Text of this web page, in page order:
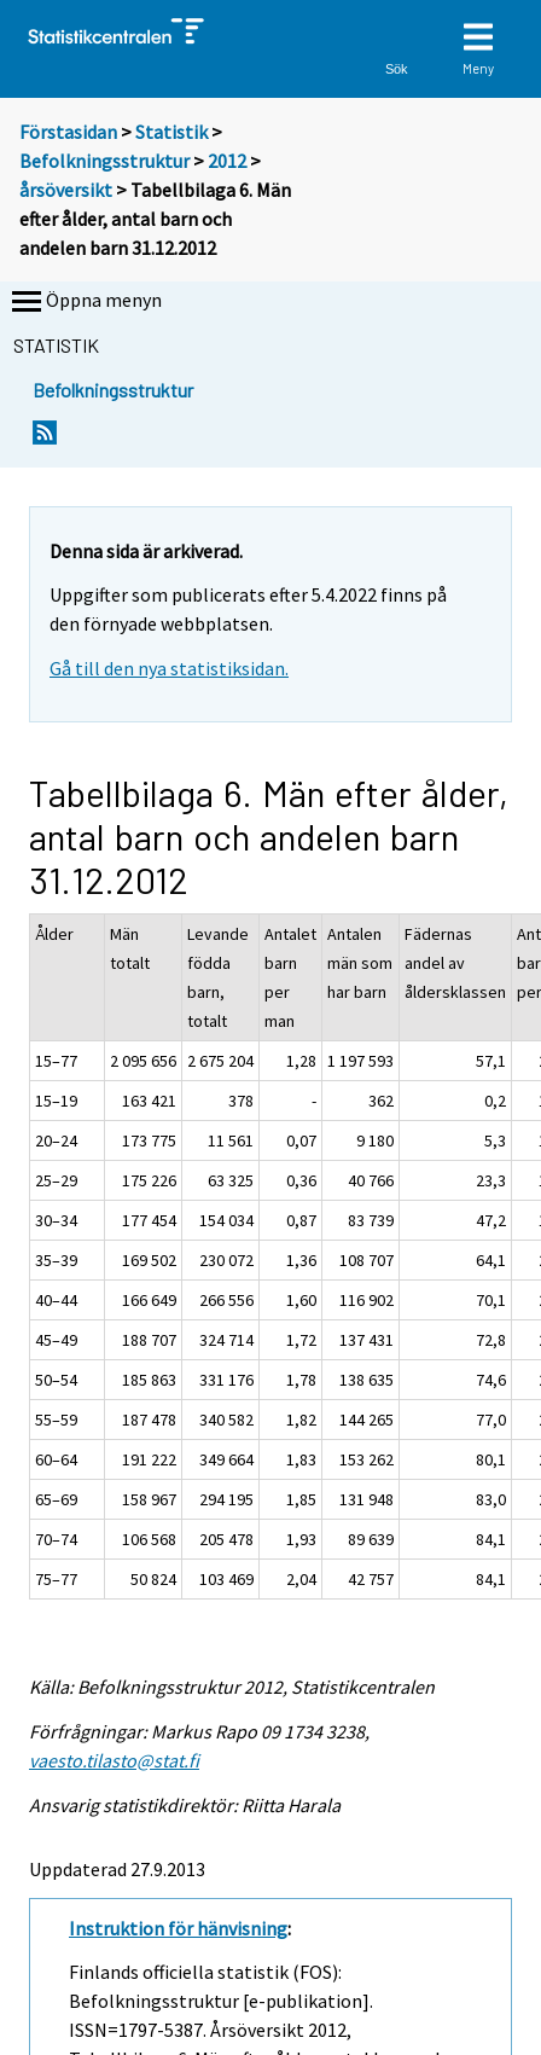
Sök Meny
Förstasidan >Statistik >
Befolkningsstruktur> 2012>
årsöversikt > Tabellbilaga 6. Män
efter ålder, antal barn och
andelen barn 31.12.2012
Öppna menyn
STATISTIK
Befolkningsstruktur
Denna sida är arkiverad.
Uppgifter som publicerats efter 5.4.2022 finns på
den förnyade webbplatsen.
Gå till den nya statistiksidan.
Tabellbilaga 6. Män efter ålder,
antal barn och andelen barn
31.12.2012
Ålder
Män
totalt
Levande
födda
barn,
totalt
Antalet
barn
per
man
Antalen
män som
har barn
Fädernas
andel av
åldersklassen
15–77 2 095 656 2 675 204 1,28 1 197 593 57,1
15–19
163 421 378 - 362 0,2
20–24
173 775 11 561 0,07 9 180 5,3
25–29
175 226 63 325 0,36 40 766 23,3
30–34
177 454 154 034 0,87 83 739 47,2
35–39
169 502 230 072 1,36 108 707 64,1
40–44
166 649 266 556 1,60 116 902 70,1
45–49
188 707 324 714 1,72 137 431 72,8
50–54
185 863 331 176 1,78 138 635 74,6
55–59
187 478 340 582 1,82 144 265 77,0
60–64
191 222 349 664 1,83 153 262 80,1
65–69
158 967 294 195 1,85 131 948 83,0
70–74
106 568 205 478 1,93 89 639 84,1
75–77
50 824 103 469 2,04 42 757 84,1
Källa: Befolkningsstruktur 2012, Statistikcentralen
Förfrågningar: Markus Rapo 09 1734 3238,
vaesto.tilasto@stat.fi
Ansvarig statistikdirektör: Riitta Harala
Uppdaterad 27.9.2013
Instruktion för hänvisning:
Finlands officiella statistik (FOS):
Befolkningsstruktur [e-publikation].
ISSN=1797-5387. Årsöversikt 2012,